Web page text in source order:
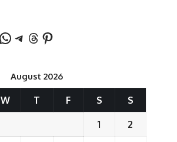
August 2026
W T F S S
1 2